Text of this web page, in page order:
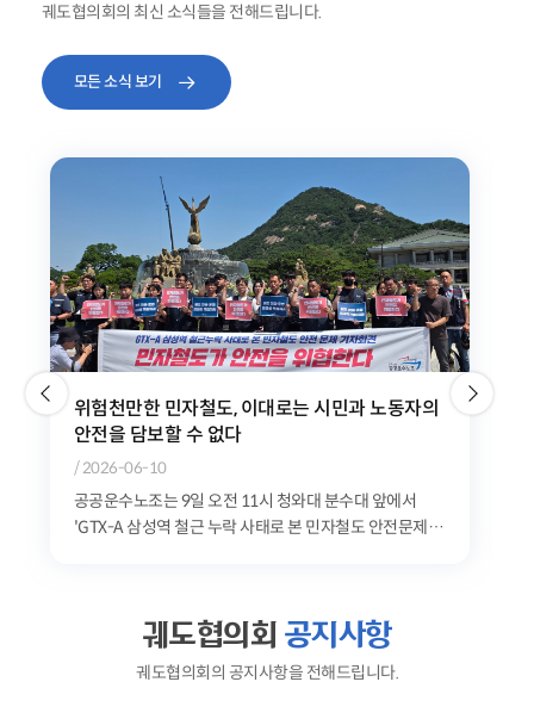
궤도협의회의 최신 소식들을 전해드립니다.
모든 소식 보기
위험천만한 민자철도, 이대로는 시민과 노동자의
안전을 담보할 수 없다
/ 2026-06-10
공공운수노조는 9일 오전 11시 청와대 분수대 앞에서
'GTX-A 삼성역 철근 누락 사태로 본 민자철도 안전문제
궤도협의회 공지사항
궤도협의회의 공지사항을 전해드립니다.